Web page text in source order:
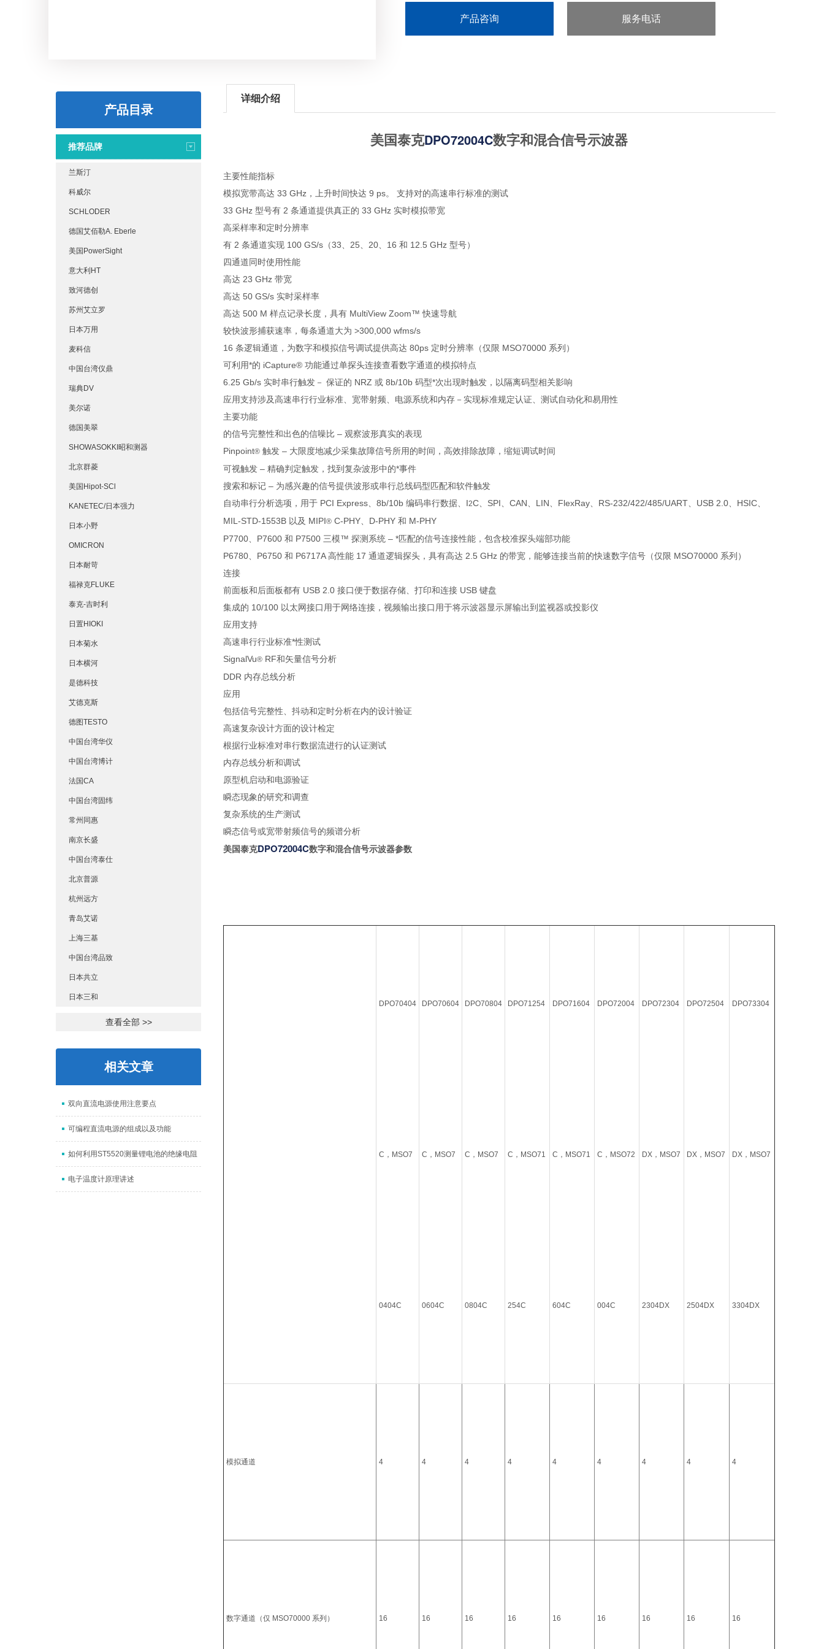
产品咨询 服务电话
产品目录
推荐品牌
兰斯汀
科威尔
SCHLODER
德国艾佰勒A. Eberle
美国PowerSight
意大利HT
致河德创
苏州艾立罗
日本万用
麦科信
中国台湾仪鼎
瑞典DV
美尔诺
德国美翠
SHOWASOKKI昭和测器
北京群菱
美国Hipot-SCl
KANETEC/日本强力
日本小野
OMICRON
日本耐苛
福禄克FLUKE
泰克-吉时利
日置HIOKI
日本菊水
日本横河
是德科技
艾德克斯
德图TESTO
中国台湾华仪
中国台湾博计
法国CA
中国台湾固纬
常州同惠
南京长盛
中国台湾泰仕
北京普源
杭州远方
青岛艾诺
上海三基
中国台湾品致
日本共立
日本三和
查看全部 >>
相关文章
双向直流电源使用注意要点
可编程直流电源的组成以及功能
如何利用ST5520测量锂电池的绝缘电阻
电子温度计原理讲述
详细介绍
美国泰克DPO72004C数字和混合信号示波器
主要性能指标
模拟宽带高达 33 GHz，上升时间快达 9 ps。 支持对的高速串行标准的测试
33 GHz 型号有 2 条通道提供真正的 33 GHz 实时模拟带宽
高采样率和定时分辨率
有 2 条通道实现 100 GS/s（33、25、20、16 和 12.5 GHz 型号）
四通道同时使用性能
高达 23 GHz 带宽
高达 50 GS/s 实时采样率
高达 500 M 样点记录长度，具有 MultiView Zoom™ 快速导航
较快波形捕获速率，每条通道大为 >300,000 wfms/s
16 条逻辑通道，为数字和模拟信号调试提供高达 80ps 定时分辨率（仅限 MSO70000 系列）
可利用*的 iCapture® 功能通过单探头连接查看数字通道的模拟特点
6.25 Gb/s 实时串行触发－ 保证的 NRZ 或 8b/10b 码型*次出现时触发，以隔离码型相关影响
应用支持涉及高速串行行业标准、宽带射频、电源系统和内存－实现标准规定认证、测试自动化和易用性
主要功能
的信号完整性和出色的信噪比 – 观察波形真实的表现
Pinpoint®触发 – 大限度地减少采集故障信号所用的时间，高效排除故障，缩短调试时间
可视触发 – 精确判定触发，找到复杂波形中的*事件
搜索和标记 – 为感兴趣的信号提供波形或串行总线码型匹配和软件触发
自动串行分析选项，用于 PCI Express、8b/10b 编码串行数据、I2C、SPI、CAN、LIN、FlexRay、RS-232/422/485/UART、USB 2.0、HSIC、
MIL-STD-1553B 以及 MIPI®C-PHY、D-PHY 和 M-PHY
P7700、P7600 和 P7500 三模™ 探测系统 – *匹配的信号连接性能，包含校准探头端部功能
P6780、P6750 和 P6717A 高性能 17 通道逻辑探头，具有高达 2.5 GHz 的带宽，能够连接当前的快速数字信号（仅限 MSO70000 系列）
连接
前面板和后面板都有 USB 2.0 接口便于数据存储、打印和连接 USB 键盘
集成的 10/100 以太网接口用于网络连接，视频输出接口用于将示波器显示屏输出到监视器或投影仪
应用支持
高速串行行业标准*性测试
SignalVu®RF和矢量信号分析
DDR 内存总线分析
应用
包括信号完整性、抖动和定时分析在内的设计验证
高速复杂设计方面的设计检定
根据行业标准对串行数据流进行的认证测试
内存总线分析和调试
原型机启动和电源验证
瞬态现象的研究和调查
复杂系统的生产测试
瞬态信号或宽带射频信号的频谱分析
美国泰克DPO72004C数字和混合信号示波器参数
DPO70404
C，MSO7
0404C
DPO70604
C，MSO7
0604C
DPO70804
C，MSO7
0804C
DPO71254
C，MSO71
254C
DPO71604
C，MSO71
604C
DPO72004
C，MSO72
004C
DPO72304
DX，MSO7
2304DX
DPO72504
DX，MSO7
2504DX
DPO73304
DX，MSO7
3304DX
模拟通道 4 4 4 4 4 4 4 4 4
数字通道（仅 MSO70000 系列） 16 16 16 16 16 16 16 16 16